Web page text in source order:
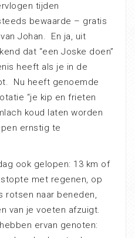
tijden
bewaarde – gratis
Johan. En ja, uit
dat “een Joske doen”
heeft als je in de
Nu heeft genoemde
“je kip en frieten
koud laten worden
ernstig te
ook gelopen: 13 km of
met regenen, op
rotsen naar beneden,
van je voeten afzuigt.
ervan genoten: